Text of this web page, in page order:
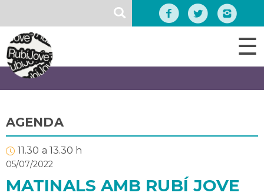
contingut
☰
AGENDA
11.30 a 13.30 h
05/07/2022
MATINALS AMB RUBÍ JOVE